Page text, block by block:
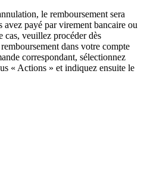
le remboursement sera
payé par virement bancaire ou
cas, veuillez procéder dès
dans votre compte
correspondant, sélectionnez
« Actions » et indiquez ensuite le